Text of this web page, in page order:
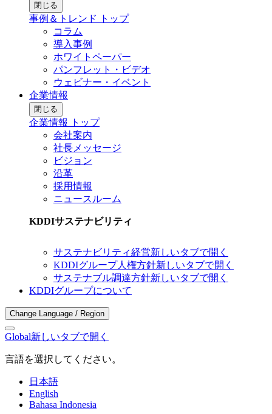
閉じる
事例＆トレンド トップ
コラム
導入事例
ホワイトペーパー
パンフレット・ビデオ
ウェビナー・イベント
企業情報
閉じる
企業情報 トップ
会社案内
社長メッセージ
ビジョン
沿革
採用情報
ニュースルーム
KDDIサステナビリティ
サステナビリティ経営新しいタブで開く
KDDIグループ人権方針新しいタブで開く
サステナブル調達方針新しいタブで開く
KDDIグループについて
Change Language / Region
Global新しいタブで開く
言語を選択してください。
日本語
English
Bahasa Indonesia